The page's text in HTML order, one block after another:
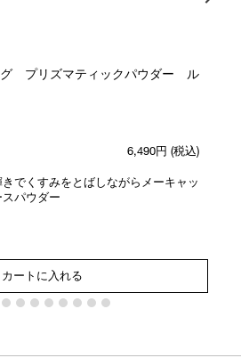
グ プリズマティックパウダー ル
6,490円 (税込)
でくすみをとばしながらメーキャッ
パウダー
カートに入れる